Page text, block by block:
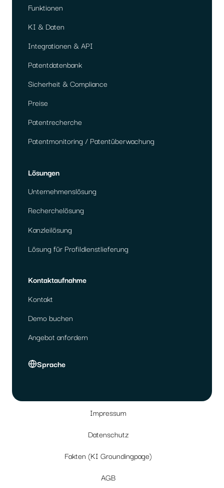
Funktionen
KI & Daten
Integrationen & API
Patentdatenbank
Sicherheit & Compliance
Preise
Patentrecherche
Patentmonitoring / Patentüberwachung
Lösungen
Unternehmenslösung
Recherchelösung
Kanzleilösung
Lösung für Profildienstlieferung
Kontaktaufnahme
Kontakt
Demo buchen
Angebot anfordern
Sprache
Impressum
Datenschutz
Fakten (KI Groundingpage)
AGB